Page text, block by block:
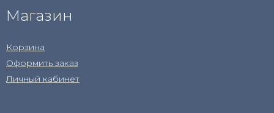
Магазин
Корзина
Оформить заказ
Личный кабинет